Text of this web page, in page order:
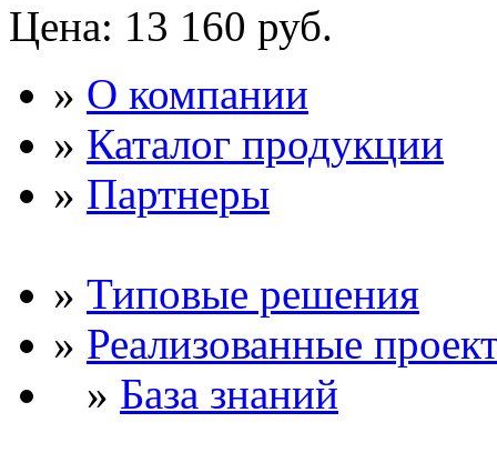
Цена: 13 160 руб.
» О компании
» Каталог продукции
» Партнеры
» Типовые решения
» Реализованные
» База знаний